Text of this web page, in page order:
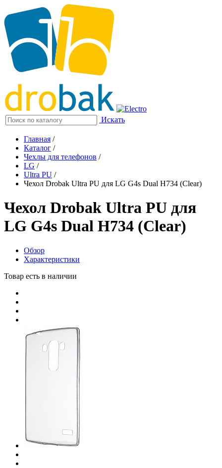
Искать
Главная /
Каталог /
Чехлы для телефонов /
LG /
Ultra PU /
Чехол Drobak Ultra PU для LG G4s Dual H734 (Clear)
Чехол Drobak Ultra PU для
LG G4s Dual H734 (Clear)
Обзор
Характеристики
Товар есть в наличии